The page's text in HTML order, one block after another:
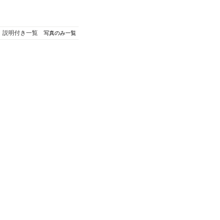
明付き一覧 写真のみ一覧